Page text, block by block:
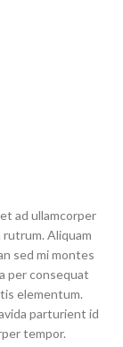
ad ullamcorper
Aliquam
sed mi montes
per consequat
elementum.
parturient id
tempor.